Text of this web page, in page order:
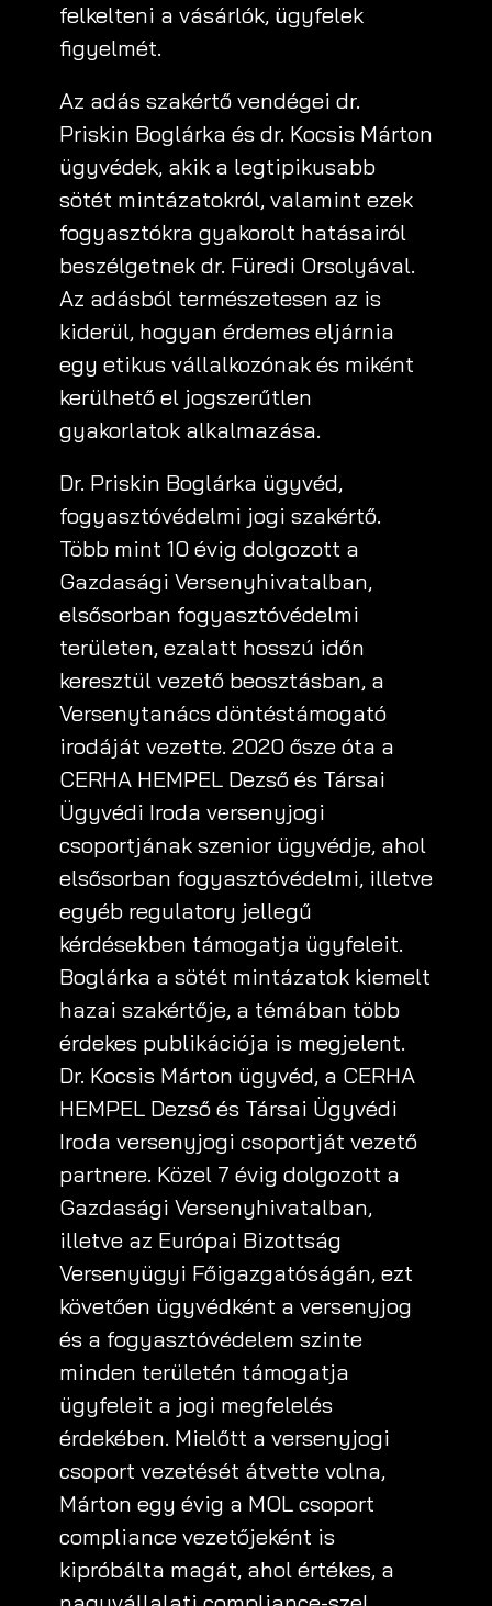
felkelteni a vásárlók, ügyfelek
figyelmét.
Az adás szakértő vendégei dr.
Priskin Boglárka és dr. Kocsis Márton
ügyvédek, akik a legtipikusabb
sötét mintázatokról, valamint ezek
fogyasztókra gyakorolt hatásairól
beszélgetnek dr. Füredi Orsolyával.
Az adásból természetesen az is
kiderül, hogyan érdemes eljárnia
egy etikus vállalkozónak és miként
kerülhető el jogszerűtlen
gyakorlatok alkalmazása.
Dr. Priskin Boglárka ügyvéd,
fogyasztóvédelmi jogi szakértő.
Több mint 10 évig dolgozott a
Gazdasági Versenyhivatalban,
elsősorban fogyasztóvédelmi
területen, ezalatt hosszú időn
keresztül vezető beosztásban, a
Versenytanács döntéstámogató
irodáját vezette. 2020 ősze óta a
CERHA HEMPEL Dezső és Társai
Ügyvédi Iroda versenyjogi
csoportjának szenior ügyvédje, ahol
elsősorban fogyasztóvédelmi, illetve
egyéb regulatory jellegű
kérdésekben támogatja ügyfeleit.
Boglárka a sötét mintázatok kiemelt
hazai szakértője, a témában több
érdekes publikációja is megjelent.
Dr. Kocsis Márton ügyvéd, a CERHA
HEMPEL Dezső és Társai Ügyvédi
Iroda versenyjogi csoportját vezető
partnere. Közel 7 évig dolgozott a
Gazdasági Versenyhivatalban,
illetve az Európai Bizottság
Versenyügyi Főigazgatóságán, ezt
követően ügyvédként a versenyjog
és a fogyasztóvédelem szinte
minden területén támogatja
ügyfeleit a jogi megfelelés
érdekében. Mielőtt a versenyjogi
csoport vezetését átvette volna,
Márton egy évig a MOL csoport
compliance vezetőjeként is
kipróbálta magát, ahol értékes, a